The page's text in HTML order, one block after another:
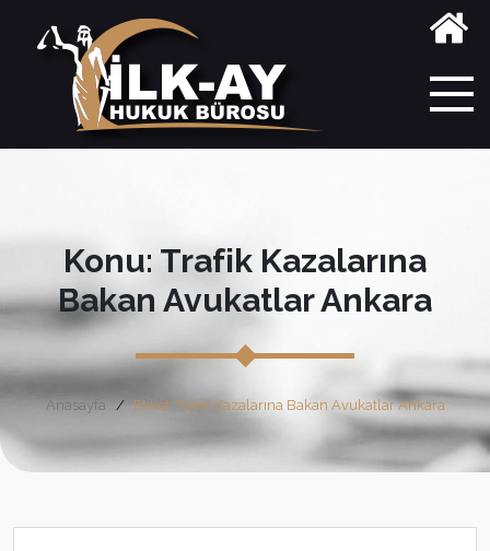
Konu: Trafik Kazalarına
Bakan Avukatlar Ankara
Anasayfa Etiket: Trafik Kazalarına Bakan Avukatlar Ankara